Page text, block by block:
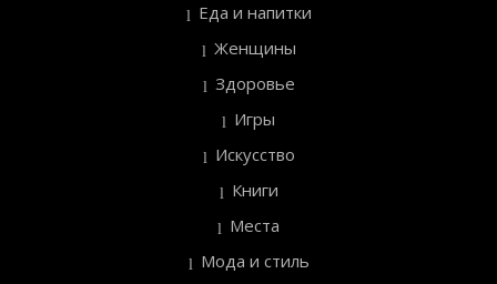
Еда и напитки
Женщины
Здоровье
Игры
Искусство
Книги
Места
Мода и стиль